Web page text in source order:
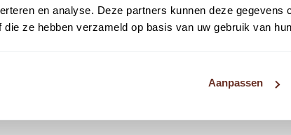
en analyse. Deze partners kunnen deze
die ze hebben verzameld op basis van uw gebruik van
Aanpassen